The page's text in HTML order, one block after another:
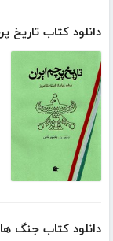
دانلود کتاب تاریخ
دانلود کتاب جنگ